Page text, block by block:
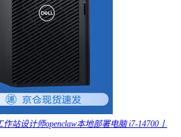
站设计师openclaw本地部署电脑 i7-14700丨